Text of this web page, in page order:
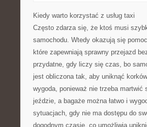
Kiedy warto korzystać z usług taxi
Często zdarza się, że ktoś musi
samochodu. Wtedy okazują się
które zapewniają sprawny przejazd
przydatne, gdy liczy się czas, bo
jest obliczona tak, aby uniknąć
wygoda, ponieważ nie trzeba martwić
jeździe, a bagaże można łatwo i
sytuacjach, gdy nie ma dostępu do
dogodnym czasie, co umożliwia